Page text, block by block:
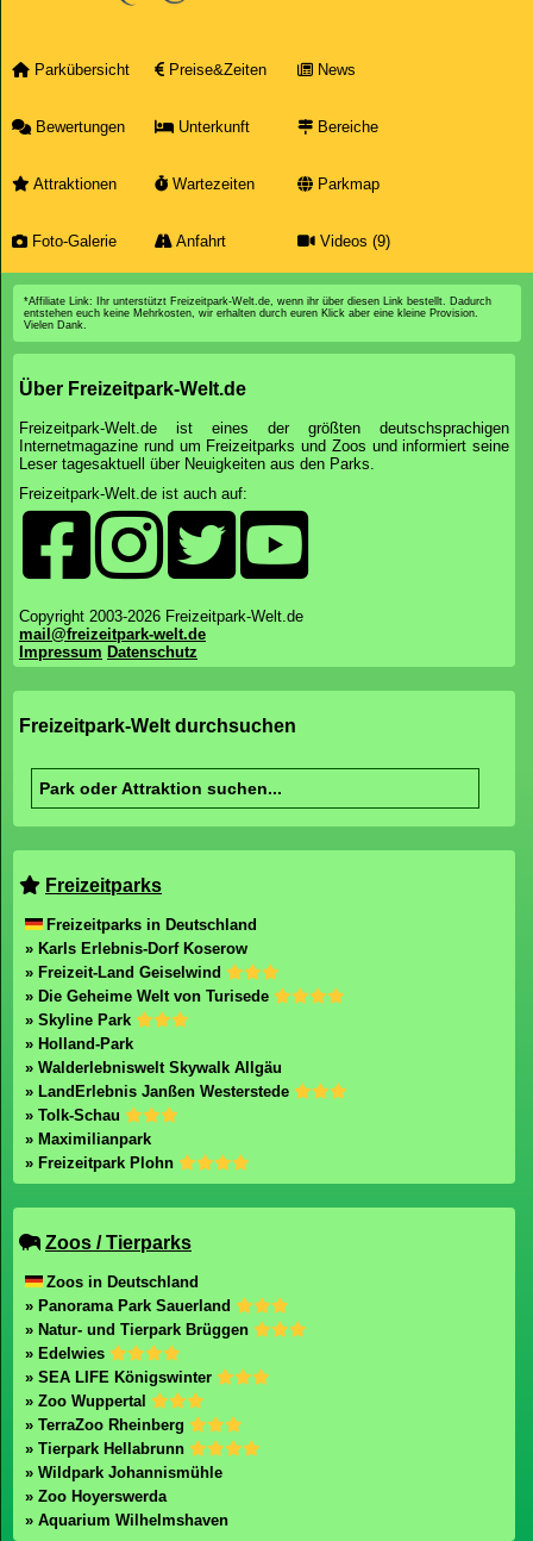
Parkübersicht Preise&Zeiten News
Bewertungen Unterkunft Bereiche
Attraktionen Wartezeiten Parkmap
Foto-Galerie Anfahrt Videos (9)
*Affiliate Link: Ihr unterstützt Freizeitpark-Welt.de, wenn ihr über diesen Link bestellt. Dadurch
entstehen euch keine Mehrkosten, wir erhalten durch euren Klick aber eine kleine Provision.
Vielen Dank.
Über Freizeitpark-Welt.de
Freizeitpark-Welt.de ist eines der größten deutschsprachigen
Internetmagazine rund um Freizeitparks und Zoos und informiert seine
Leser tagesaktuell über Neuigkeiten aus den Parks.
Freizeitpark-Welt.de ist auch auf:
Copyright 2003-2026 Freizeitpark-Welt.de
mail@freizeitpark-welt.de
Impressum Datenschutz
Freizeitpark-Welt durchsuchen
Freizeitparks
Freizeitparks in Deutschland
» Karls Erlebnis-Dorf Koserow
» Freizeit-Land Geiselwind
» Die Geheime Welt von Turisede
» Skyline Park
» Holland-Park
» Walderlebniswelt Skywalk Allgäu
» LandErlebnis Janßen Westerstede
» Tolk-Schau
» Maximilianpark
» Freizeitpark Plohn
Zoos / Tierparks
Zoos in Deutschland
» Panorama Park Sauerland
» Natur- und Tierpark Brüggen
» Edelwies
» SEA LIFE Königswinter
» Zoo Wuppertal
» TerraZoo Rheinberg
» Tierpark Hellabrunn
» Wildpark Johannismühle
» Zoo Hoyerswerda
» Aquarium Wilhelmshaven